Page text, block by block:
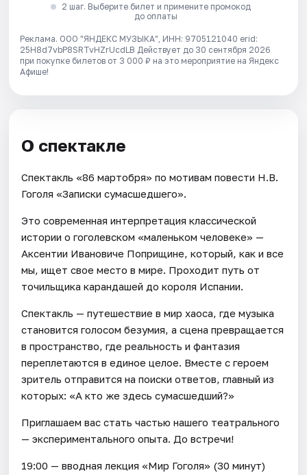
2 шаг. Выберите билет и примените промокод
до оплаты
Реклама. ООО "ЯНДЕКС МУЗЫКА", ИНН: 9705121040 erid:
25H8d7vbP8SRTvHZrUcdLB Действует до 30 сентября 2026
при покупке билетов от 3 000 ₽ на это мероприятие на Яндекс
Афише!
О спектакле
Спектакль «86 мартобря» по мотивам повести Н.В.
Гоголя «Записки сумасшедшего».
Это современная интерпретация классической
истории о гоголевском «маленьком человеке» —
Аксентии Ивановиче Поприщине, который, как и все
мы, ищет свое место в мире. Проходит путь от
точильщика карандашей до короля Испании.
Спектакль — путешествие в мир хаоса, где музыка
становится голосом безумия, а сцена превращается
в пространство, где реальность и фантазия
переплетаются в единое целое. Вместе с героем
зритель отправится на поиски ответов, главный из
которых: «А кто же здесь сумасшедший?»
Приглашаем вас стать частью нашего театрального
— экспериментального опыта. До встречи!
19:00 — вводная лекция «Мир Гоголя» (30 минут)